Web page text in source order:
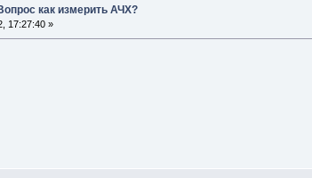
как измерить АЧХ?
17:27:40 »